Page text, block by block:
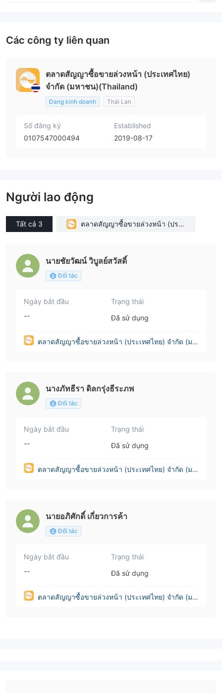
Các công ty liên quan
ตลาดสัญญาซื้อขายล่วงหน้า (ประเทศไทย)
จำกัด (มหาชน)(Thailand)
Đang kinh doanh Thái Lan
Số đăng ký
0107547000494
Established
2019-08-17
Người lao động
Tất cả 3
ตลาดสัญญาซื้อขายล่วงหน้า (ประเ
นายชัยวัฒน์ วิบูลย์สวัสดิ์
Đối tác
Ngày bắt đầu
--
Trạng thái
Đã sử dụng
ตลาดสัญญาซื้อขายล่วงหน้า (ประเทศไทย) จำกัด (มห
นางภัทธีรา ดิลกรุ่งธีระภพ
Đối tác
Ngày bắt đầu
--
Trạng thái
Đã sử dụng
ตลาดสัญญาซื้อขายล่วงหน้า (ประเทศไทย) จำกัด (มห
นายอภิศักดิ์ เกี่ยวการค้า
Đối tác
Ngày bắt đầu
--
Trạng thái
Đã sử dụng
ตลาดสัญญาซื้อขายล่วงหน้า (ประเทศไทย) จำกัด (มห